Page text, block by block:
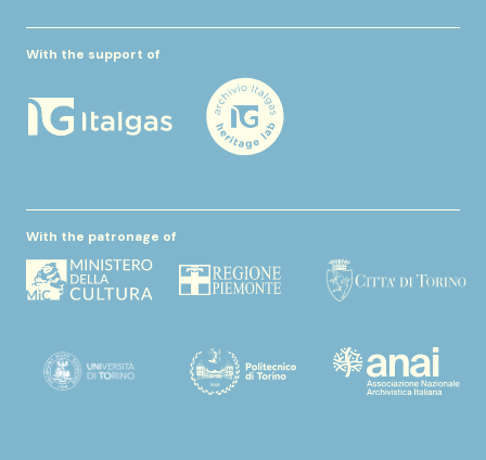
With the support of
With the patronage of